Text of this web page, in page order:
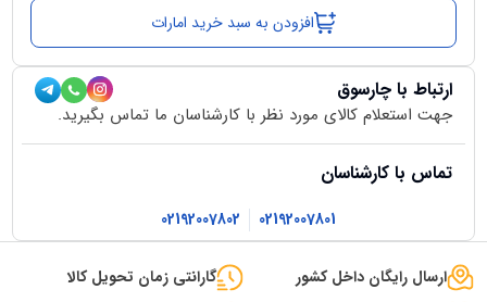
افزودن به سبد خرید امارات
ارتباط با چارسوق
جهت استعلام کالای مورد نظر با کارشناسان ما تماس بگیرید.
تماس با کارشناسان
02192007801
02192007802
ارسال رایگان داخل کشور
گارانتی زمان تحویل کالا